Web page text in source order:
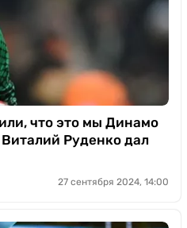
что это мы Динамо
Руденко дал
27 сентября 2024, 14:00